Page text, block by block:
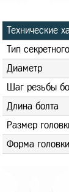
Технические
Тип
Диаметр
Шаг резьбы
Длина болта
Размер
Форма